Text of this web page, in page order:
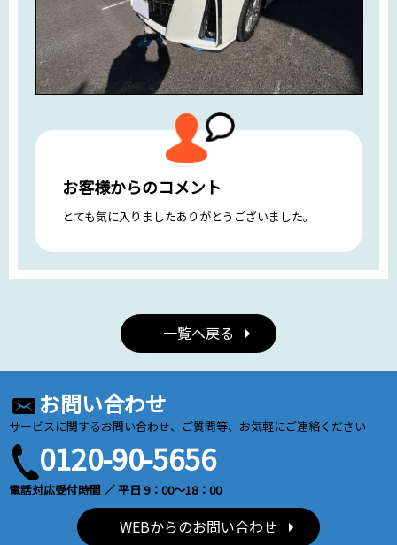
お客様からのコメント
とても気に入りましたありがとうございました。
一覧へ戻る
お問い合わせ
サービスに関するお問い合わせ、ご質問等、お気軽にご連絡ください
0120-90-5656
電話対応受付時間 ／ 平日 9：00～18：00
WEBからのお問い合わせ